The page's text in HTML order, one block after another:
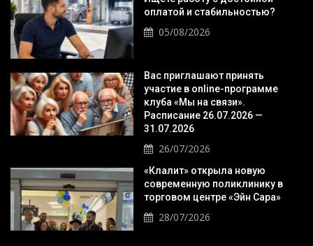
оплатой и стабильностью?
05/08/2026
Вас приглашают принять
участие в online-программе
клуба «Мы на связи».
Расписание 26.07.2026 —
31.07.2026
26/07/2026
«Клалит» открыла новую
современную поликлинику в
торговом центре «Эйн Сара»
28/07/2026